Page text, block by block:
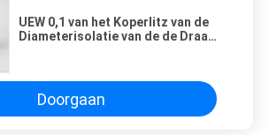
UEW 0,1 van het Koperlitz van de
Diameterisolatie van de de Draad
Transformator
Doorgaan